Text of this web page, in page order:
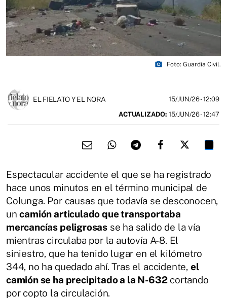
photo_camera Foto: Guardia Civil.
EL FIELATO Y EL NORA 15/JUN/26- 12:09
ACTUALIZADO: 15/JUN/26 - 12:47
Espectacular accidente el que se ha registrado
hace unos minutos en el término municipal de
Colunga. Por causas que todavía se desconocen,
uncamión articulado que transportaba
mercancías peligrosas se ha salido de la vía
mientras circulaba por la autovía A-8. El
siniestro, que ha tenido lugar en el kilómetro
344, no ha quedado ahí. Tras el accidente, el
camión se ha precipitado a la N-632cortando
por copto la circulación.